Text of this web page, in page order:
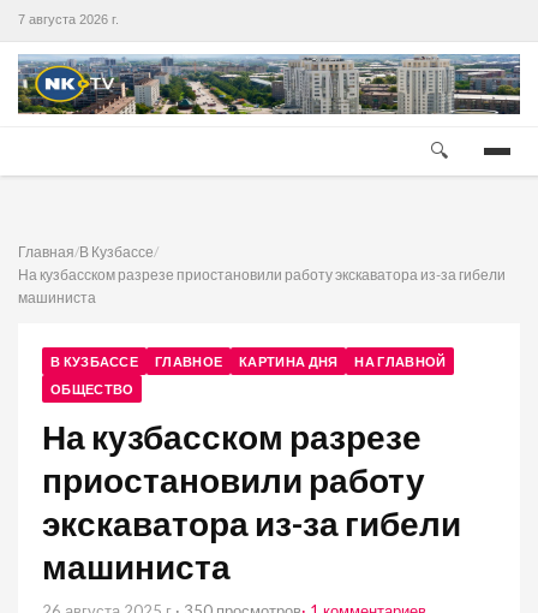
7 августа 2026 г.
🔍
Главная/В Кузбассе/
На кузбасском разрезе приостановили работу экскаватора из-за гибели
машиниста
В КУЗБАССЕ ГЛАВНОЕ КАРТИНА ДНЯ
НА ГЛАВНОЙ
ОБЩЕСТВО
На кузбасском разрезе
приостановили работу
экскаватора из-за гибели
машиниста